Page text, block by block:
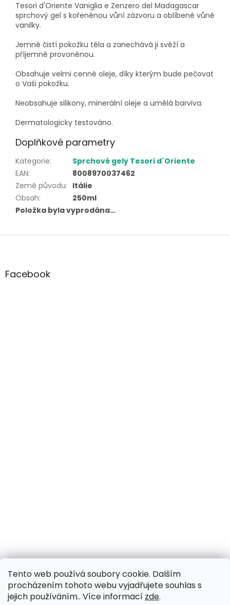
Tento web používá soubory cookie. Dalším
procházením tohoto webu vyjadřujete souhlas s
jejich používáním.. Více informací zde.
Tesori d'Oriente Vaniglia e Zenzero del Madagascar
sprchový gel s kořeněnou vůní zázvoru a oblíbené vůně
vanilky.
Jemně čistí pokožku těla a zanechává ji svěží a
příjemně provoněnou.
Obsahuje velmi cenné oleje, díky kterým bude pečovat
o Vaši pokožku.
Neobsahuje silikony, minerální oleje a umělá barviva.
Dermatologicky testováno.
Doplňkové parametry
Kategorie:
Sprchové gely Tesori d´Oriente
EAN:
8008970037462
Země původu: Itálie
Obsah:
250ml
Položka byla vyprodána…
Z
aFacebook